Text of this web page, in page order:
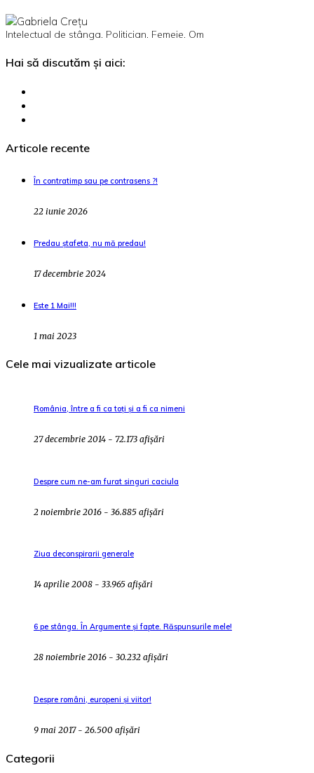
Intelectual de stânga. Politician. Femeie. Om
Hai să discutăm și aici:
Articole recente
În contratimp sau pe contrasens ?!
22 iunie 2026
Predau ștafeta, nu mă predau!
17 decembrie 2024
Este 1 Mai!!!
1 mai 2023
Cele mai vizualizate articole
România, între a fi ca toți și a fi ca nimeni
27 decembrie 2014 - 72.173 afișări
Despre cum ne-am furat singuri caciula
2 noiembrie 2016 - 36.885 afișări
Ziua deconspirarii generale
14 aprilie 2008 - 33.965 afișări
6 pe stânga. În Argumente și fapte. Răspunsurile mele!
28 noiembrie 2016 - 30.232 afișări
Despre români, europeni și viitor!
9 mai 2017 - 26.500 afișări
Categorii